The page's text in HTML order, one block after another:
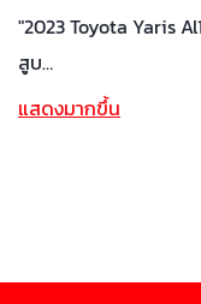
"2023 Toyota Yaris
สูบ…
แสดงมากขึ้น